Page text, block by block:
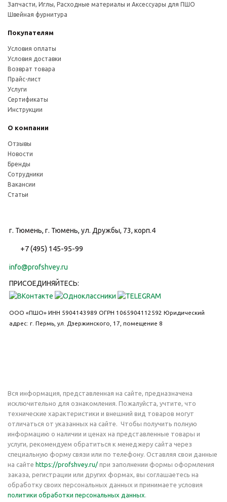
г. Тюмень, г. Тюмень, ул. Дружбы, 73, корп.4
+7 (495) 145-95-99
info@profshvey.ru
ПРИСОЕДИНЯЙТЕСЬ:
ООО «ПШО» ИНН 5904143989 ОГРН 1065904112592 Юридический
адрес: г. Пермь, ул. Дзержинского, 17, помещение 8
Запчасти, Иглы, Расходные материалы и Аксессуары для ПШО
Швейная фурнитура
Покупателям
Условия оплаты
Условия доставки
Возврат товара
Прайс-лист
Услуги
Сертификаты
Инструкции
О компании
Отзывы
Новости
Бренды
Сотрудники
Вакансии
Статьи
Вся информация, представленная на сайте, предназначена
исключительно для ознакомления. Пожалуйста, учтите, что
технические характеристики и внешний вид товаров могут
отличаться от указанных на сайте. Чтобы получить полную
информацию о наличии и ценах на представленные товары и
услуги, рекомендуем обратиться к менеджеру сайта через
специальную форму связи или по телефону. Оставляя свои данные
на сайте https://profshvey.ru/при заполнении формы оформления
заказа, регистрации или других формах, вы соглашаетесь на
обработку своих персональных данных и принимаете условия
политики обработки персональных данных